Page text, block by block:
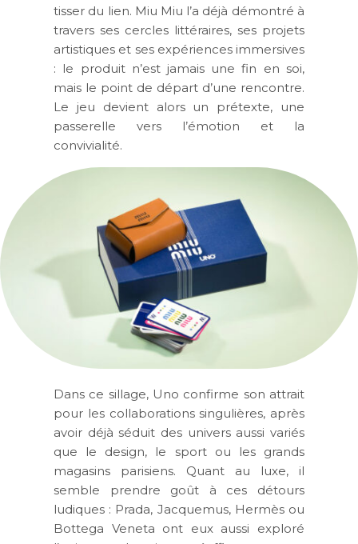
tisser du lien. Miu Miu l’a déjà démontré à
travers ses cercles littéraires, ses projets
artistiques et ses expériences immersives
: le produit n’est jamais une fin en soi,
mais le point de départ d’une rencontre.
Le jeu devient alors un prétexte, une
passerelle vers l’émotion et la
convivialité.
Dans ce sillage, Uno confirme son attrait
pour les collaborations singulières, après
avoir déjà séduit des univers aussi variés
que le design, le sport ou les grands
magasins parisiens. Quant au luxe, il
semble prendre goût à ces détours
ludiques : Prada, Jacquemus, Hermès ou
Bottega Veneta ont eux aussi exploré